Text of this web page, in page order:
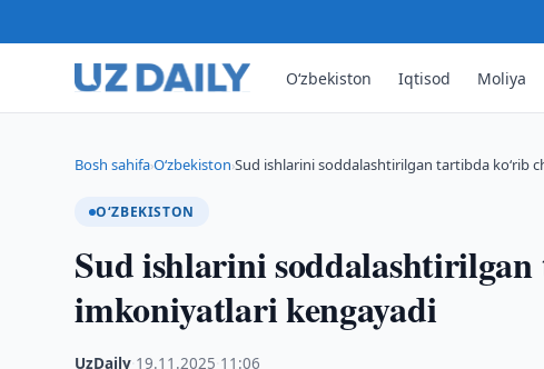
O‘zbekiston Iqtisod Moliya
Bosh sahifa›O‘zbekiston›Sud ishlarini soddalashtirilgan tartibda ko‘rib
O‘ZBEKISTON
Sud ishlarini
imkoniyatlari kengayadi
UzDaily 19.11.2025 11:06